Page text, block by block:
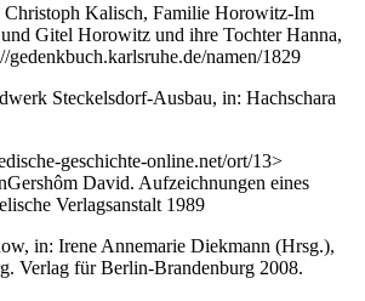
Kalisch, Familie Horowitz-Im
Gitel Horowitz und ihre Tochter Hanna,
gedenkbuch.karlsruhe.de/namen/1829
Steckelsdorf-Ausbau, in: Hachschara
geschichte-online.net/ort/13>
David. Aufzeichnungen eines
Verlagsanstalt 1989
in: Irene Annemarie Diekmann (Hrsg.),
Verlag für Berlin-Brandenburg 2008.